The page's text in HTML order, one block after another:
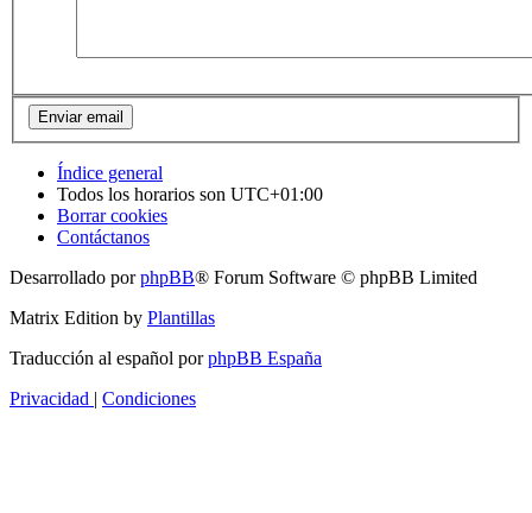
Índice general
Todos los horarios son UTC+01:00
Borrar cookies
Contáctanos
Desarrollado porphpBB® Forum Software © phpBB Limited
Matrix Edition by Plantillas
Traducción al español porphpBB España
Privacidad
Condiciones